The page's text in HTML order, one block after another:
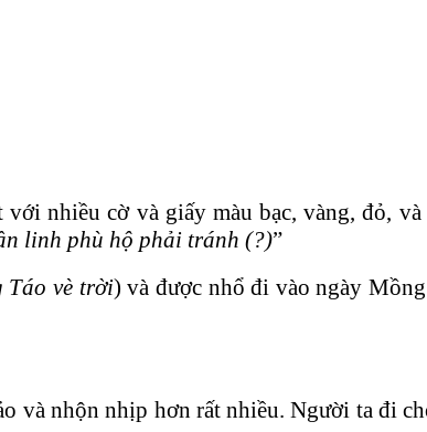
nhiều cờ và giấy màu bạc, vàng, đỏ, và
linh phù hộ phải tránh (?)”
Táo vè trời) và được nhổ đi vào ngày
và nhộn nhịp hơn rất nhiều. Người ta đi